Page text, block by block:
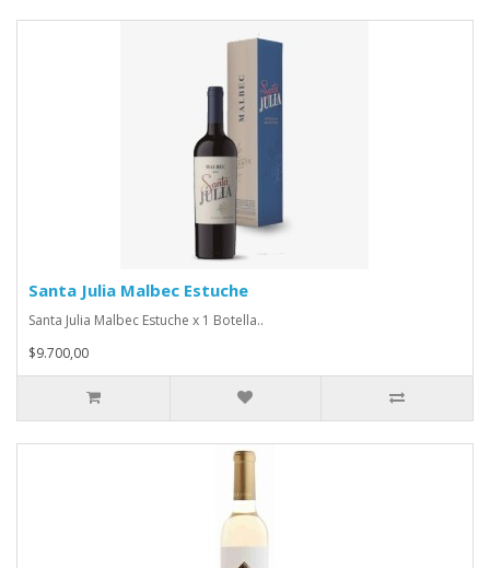
Santa Julia Malbec Estuche
Santa Julia Malbec Estuche x 1 Botella..
$9.700,00